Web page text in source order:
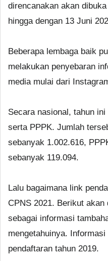
direncanakan akan
hingga dengan 13 Juni
Beberapa lembaga baik
melakukan penyebaran
media mulai dari
Secara nasional, tahun
serta PPPK. Jumlah
sebanyak 1.002.616,
sebanyak 119.094.
Lalu bagaimana link
CPNS 2021. Berikut
sebagai informasi
mengetahuinya.
pendaftaran tahun 2019.